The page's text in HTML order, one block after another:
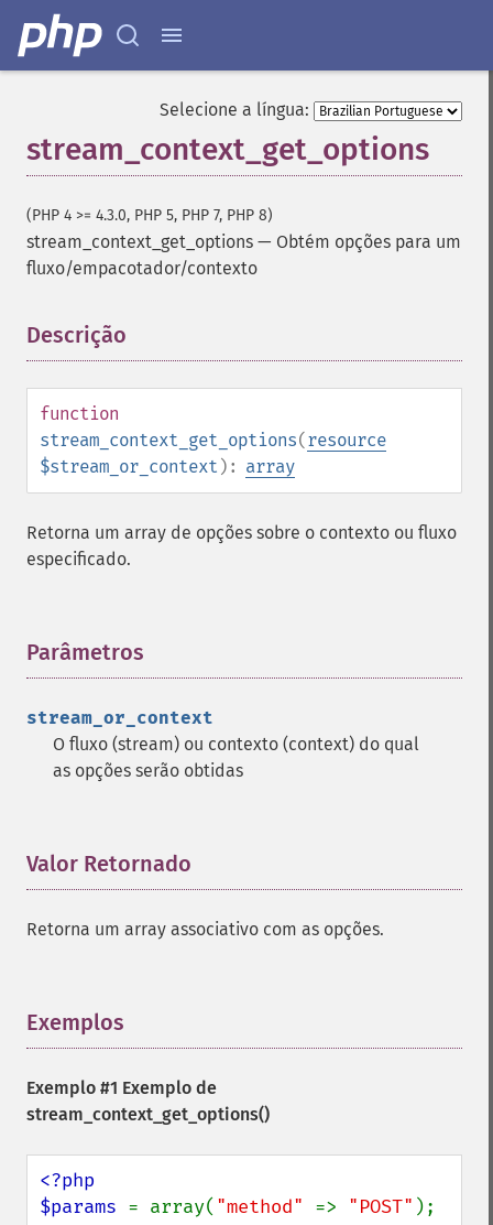
Selecione a língua:
stream_context_get_options
(PHP 4 >= 4.3.0, PHP 5, PHP 7, PHP 8)
stream_context_get_options — Obtém opções para um
fluxo/empacotador/contexto
Descrição
function
stream_context_get_options(resource
$stream_or_context ): array
Retorna um array de opções sobre o contexto ou fluxo
especificado.
Parâmetros
stream_or_context
O fluxo (stream) ou contexto (context) do qual
as opções serão obtidas
Valor Retornado
Retorna um array associativo com as opções.
Exemplos
Exemplo #1 Exemplo de
stream_context_get_options()
<?php
$params = array( "method" => "POST" );